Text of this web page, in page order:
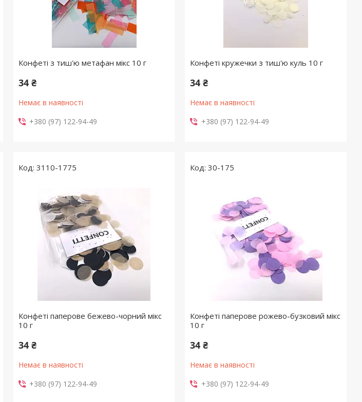
Конфеті з тиш'ю метафан мікс 10 г
34 ₴
Немає в наявності
+380 (97) 122-94-49
Конфеті кружечки з тиш'ю куль 10 г
34 ₴
Немає в наявності
+380 (97) 122-94-49
3110-1775
Конфеті паперове бежево-чорний мікс
10 г
34 ₴
Немає в наявності
+380 (97) 122-94-49
30-175
Конфеті паперове рожево-бузковий мікс
10 г
34 ₴
Немає в наявності
+380 (97) 122-94-49